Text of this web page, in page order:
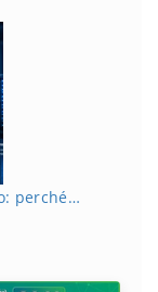
perché…